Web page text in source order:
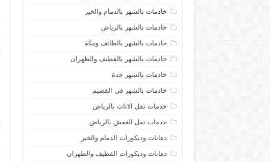
خادمات بالشهر بالدمام والخبر
خادمات بالشهر بالرياض
خادمات بالشهر بالطائف ومكة
خادمات بالشهر بالقطيف والظهران
خادمات بالشهر جدة
خادمات بالشهر في القصيم
خدمات نقل الاثاث بالرياض
خدمات نقل العفش بالرياض
دهانات وديكورات الدمام والخبر
دهانات وديكورات القطيف والظهران